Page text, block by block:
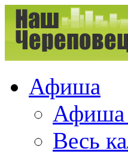
Афиша
Афиша
Весь